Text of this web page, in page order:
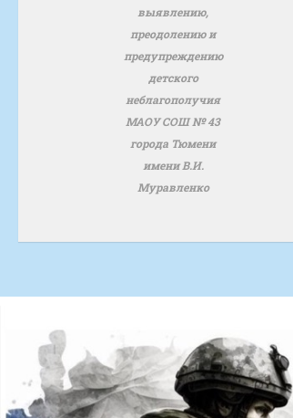
выявлению,
преодолению и
предупреждению
детского
неблагополучия
МАОУ СОШ № 43
города Тюмени
имени В.И.
Муравленко